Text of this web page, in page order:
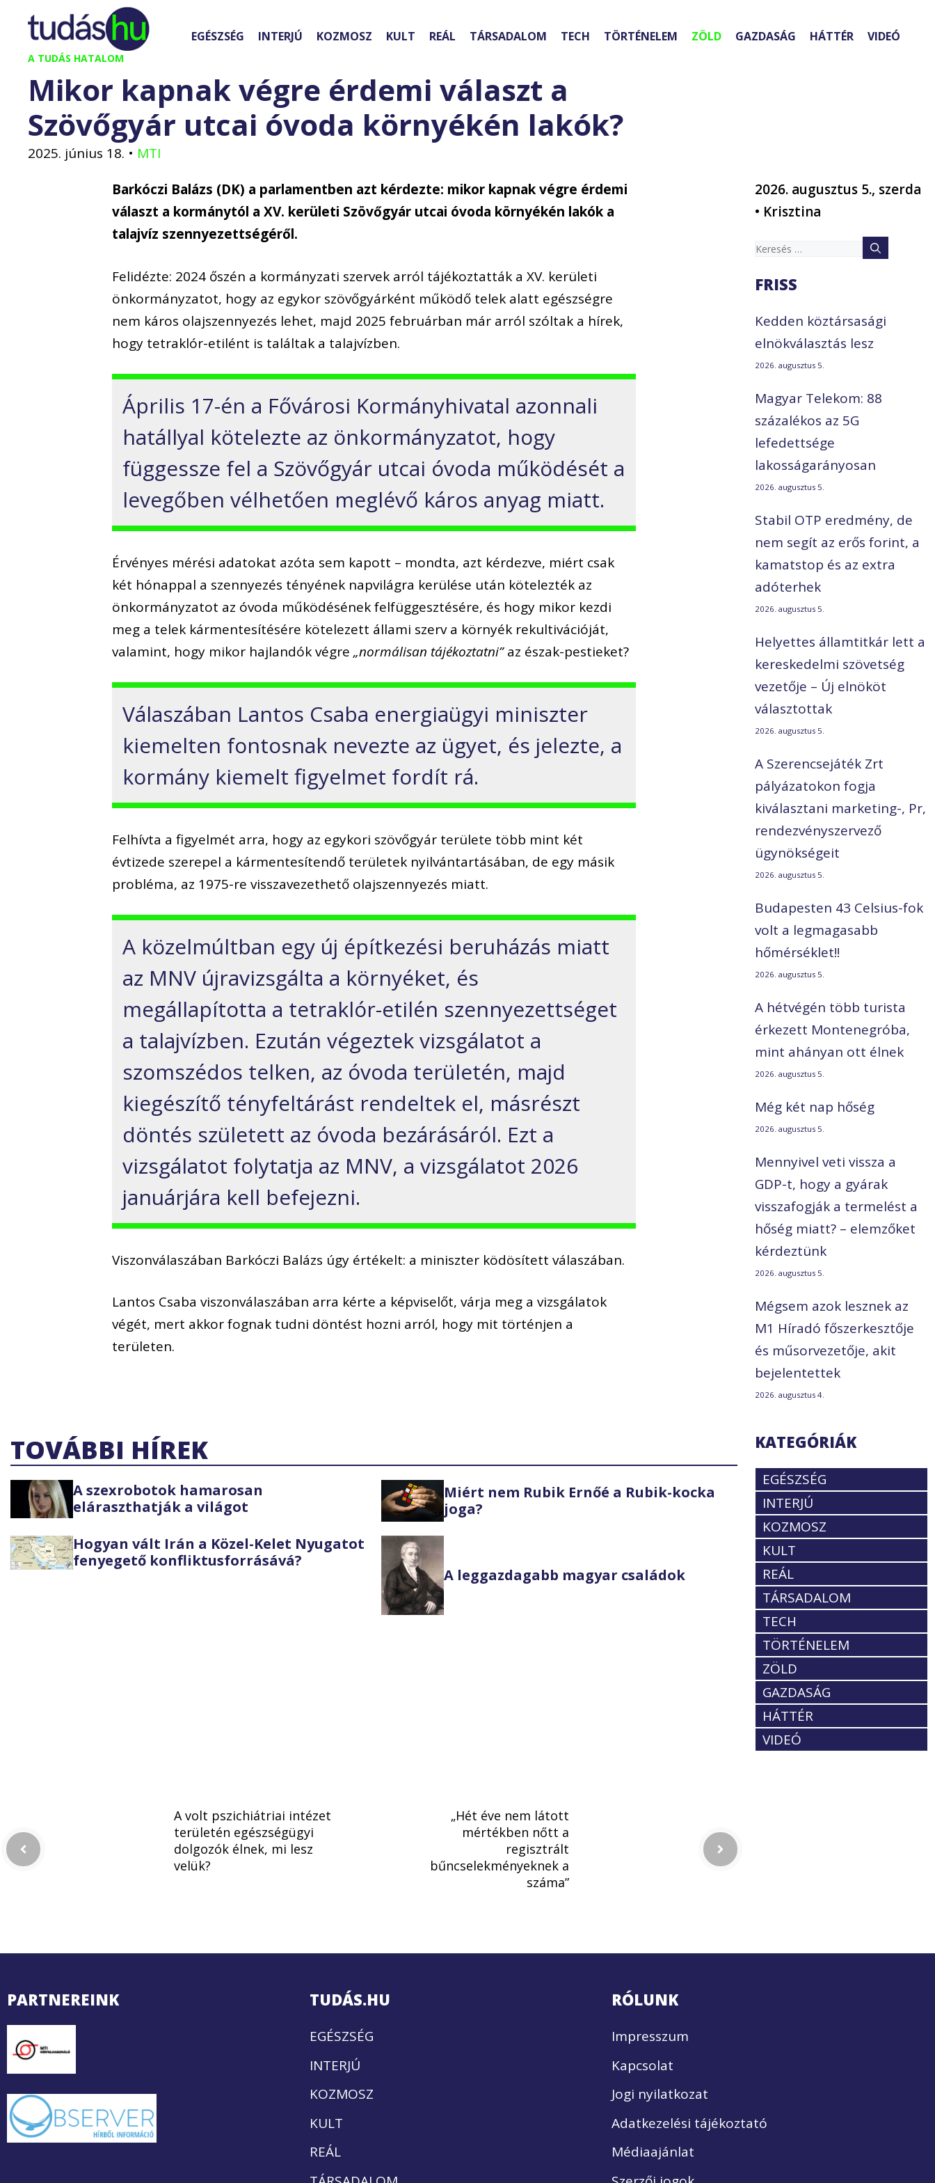
Kilépés
tartalomba
A TUDÁS HATALOM
EGÉSZSÉG INTERJÚ KOZMOSZ KULT REÁL TÁRSADALOM TECH TÖRTÉNELEM ZÖLD GAZDASÁG HÁTTÉR VIDEÓ
Mikor kapnak végre érdemi választ a
Szövőgyár utcai óvoda környékén lakók?
2025. június 18. • MTI
Barkóczi Balázs (DK) a parlamentben azt kérdezte: mikor kapnak végre érdemi
választ a kormánytól a XV. kerületi Szövőgyár utcai óvoda környékén lakók a
talajvíz szennyezettségéről.
Felidézte: 2024 őszén a kormányzati szervek arról tájékoztatták a XV. kerületi
önkormányzatot, hogy az egykor szövőgyárként működő telek alatt egészségre
nem káros olajszennyezés lehet, majd 2025 februárban már arról szóltak a hírek,
hogy tetraklór-etilént is találtak a talajvízben.
Április 17-én a Fővárosi Kormányhivatal azonnali
hatállyal kötelezte az önkormányzatot, hogy
függessze fel a Szövőgyár utcai óvoda működését a
levegőben vélhetően meglévő káros anyag miatt.
Érvényes mérési adatokat azóta sem kapott – mondta, azt kérdezve, miért csak
két hónappal a szennyezés tényének napvilágra kerülése után kötelezték az
önkormányzatot az óvoda működésének felfüggesztésére, és hogy mikor kezdi
meg a telek kármentesítésére kötelezett állami szerv a környék rekultivációját,
valamint, hogy mikor hajlandók végre„normálisan tájékoztatni”az észak-pestieket?
Válaszában Lantos Csaba energiaügyi miniszter
kiemelten fontosnak nevezte az ügyet, és jelezte, a
kormány kiemelt figyelmet fordít rá.
Felhívta a figyelmét arra, hogy az egykori szövőgyár területe több mint két
évtizede szerepel a kármentesítendő területek nyilvántartásában, de egy másik
probléma, az 1975-re visszavezethető olajszennyezés miatt.
A közelmúltban egy új építkezési beruházás miatt
az MNV újravizsgálta a környéket, és
megállapította a tetraklór-etilén szennyezettséget
a talajvízben. Ezután végeztek vizsgálatot a
szomszédos telken, az óvoda területén, majd
kiegészítő tényfeltárást rendeltek el, másrészt
döntés született az óvoda bezárásáról. Ezt a
vizsgálatot folytatja az MNV, a vizsgálatot 2026
januárjára kell befejezni.
Viszonválaszában Barkóczi Balázs úgy értékelt: a miniszter ködösített válaszában.
Lantos Csaba viszonválaszában arra kérte a képviselőt, várja meg a vizsgálatok
végét, mert akkor fognak tudni döntést hozni arról, hogy mit történjen a
területen.
TOVÁBBI HÍREK
A szexrobotok hamarosan
eláraszthatják a világot
Miért nem Rubik Ernőé a Rubik-kocka
joga?
Hogyan vált Irán a Közel-Kelet Nyugatot
fenyegető konfliktusforrásává?
A leggazdagabb magyar családok
2026. augusztus 5., szerda
• Krisztina
Keresés:
FRISS
Kedden köztársasági
elnökválasztás lesz
2026. augusztus 5.
Magyar Telekom: 88
százalékos az 5G
lefedettsége
lakosságarányosan
2026. augusztus 5.
Stabil OTP eredmény, de
nem segít az erős forint, a
kamatstop és az extra
adóterhek
2026. augusztus 5.
Helyettes államtitkár lett a
kereskedelmi szövetség
vezetője – Új elnököt
választottak
2026. augusztus 5.
A Szerencsejáték Zrt
pályázatokon fogja
kiválasztani marketing-, Pr,
rendezvényszervező
ügynökségeit
2026. augusztus 5.
Budapesten 43 Celsius-fok
volt a legmagasabb
hőmérséklet!!
2026. augusztus 5.
A hétvégén több turista
érkezett Montenegróba,
mint ahányan ott élnek
2026. augusztus 5.
Még két nap hőség
2026. augusztus 5.
Mennyivel veti vissza a
GDP-t, hogy a gyárak
visszafogják a termelést a
hőség miatt? – elemzőket
kérdeztünk
2026. augusztus 5.
Mégsem azok lesznek az
M1 Híradó főszerkesztője
és műsorvezetője, akit
bejelentettek
2026. augusztus 4.
KATEGÓRIÁK
EGÉSZSÉG
INTERJÚ
KOZMOSZ
KULT
REÁL
TÁRSADALOM
TECH
TÖRTÉNELEM
ZÖLD
GAZDASÁG
HÁTTÉR
VIDEÓ
A volt pszichiátriai intézet
területén egészségügyi
dolgozók élnek, mi lesz
velük?
„Hét éve nem látott
mértékben nőtt a
regisztrált
bűncselekményeknek a
száma”
PARTNEREINK TUDÁS.HU
EGÉSZSÉG
INTERJÚ
KOZMOSZ
KULT
REÁL
RÓLUNK
Impresszum
Kapcsolat
Jogi nyilatkozat
Adatkezelési tájékoztató
Médiaajánlat